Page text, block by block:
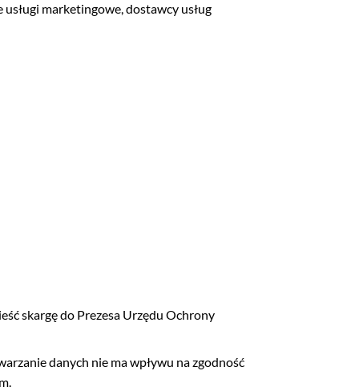
marketingowe, dostawcy usług
skargę do Prezesa Urzędu Ochrony
danych nie ma wpływu na zgodność